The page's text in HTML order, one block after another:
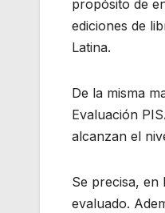
propósito de
ediciones de
Latina.
De la misma
Evaluación
alcanzan el
Se precisa,
evaluado.